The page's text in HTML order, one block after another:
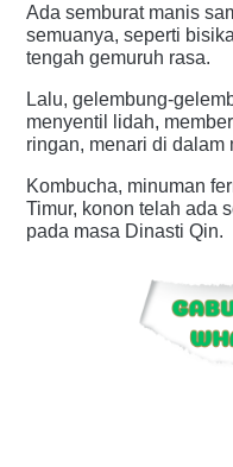
Ada semburat manis
semuanya, seperti
tengah gemuruh rasa.
Lalu, gelembung-
menyentil lidah,
ringan, menari di dalam
Kombucha, minuman
Timur, konon telah ada
pada masa Dinasti Qin.